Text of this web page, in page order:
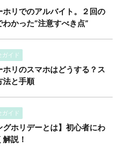
ホリでのアルバイト。２回の
わかった”注意すべき点”
ガイド
ホリのスマホはどうする？ス
法と手順
ガイド
グホリデーとは】初心者にわ
説！